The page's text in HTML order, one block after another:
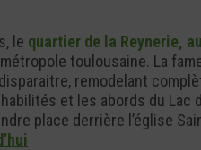
le quartier de la Reynerie,
toulousaine. La
remodelant
et les abords du Lac
place derrière l’église